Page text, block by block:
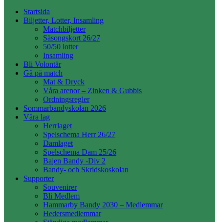
Startsida
Biljetter, Lotter, Insamling
Matchbiljetter
Säsongskort 26/27
50/50 lotter
Insamling
Bli Volontär
Gå på match
Mat & Dryck
Våra arenor – Zinken & Gubbis
Ordningsregler
Sommarbandyskolan 2026
Våra lag
Herrlaget
Spelschema Herr 26/27
Damlaget
Spelschema Dam 25/26
Bajen Bandy -Div 2
Bandy- och Skridskoskolan
Supporter
Souvenirer
Bli Medlem
Hammarby Bandy 2030 – Medlemmar
Hedersmedlemmar